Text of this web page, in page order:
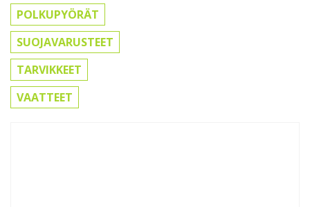
POLKUPYÖRÄT
SUOJAVARUSTEET
TARVIKKEET
VAATTEET